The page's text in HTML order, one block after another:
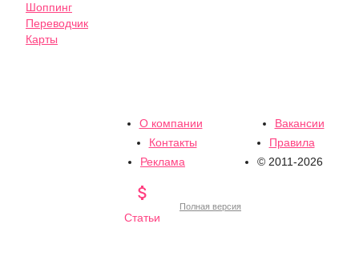
Шоппинг
Переводчик
Карты
О компании
Вакансии
Контакты
Правила
Реклама
© 2011-2026

Статьи
Полная версия